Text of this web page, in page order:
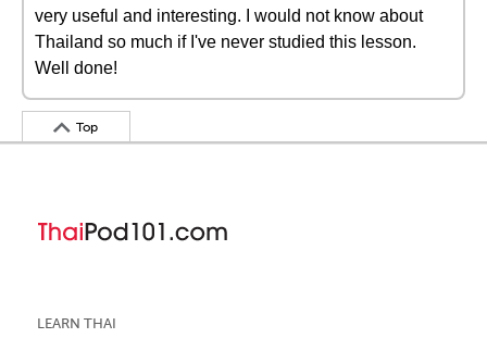
very useful and interesting. I would not know about
Thailand so much if I've never studied this lesson.
Well done!
Top
LEARN THAI